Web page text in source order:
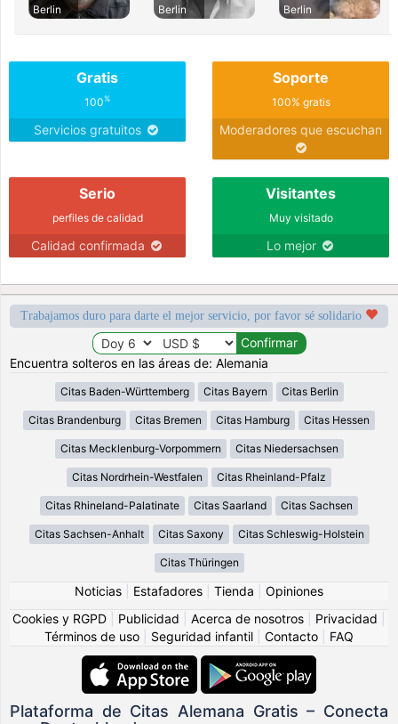
Berlin
Berlin
Berlin
Gratis
100%
Servicios gratuitos
Soporte
100% gratis
Moderadores que escuchan
Serio
perfiles de calidad
Calidad confirmada
Visitantes
Muy visitado
Lo mejor
Trabajamos duro para darte el mejor servicio, por favor sé solidario
Encuentra solteros en las áreas de: Alemania
Citas Baden-Württemberg Citas Bayern Citas Berlin
Citas Brandenburg Citas Bremen Citas Hamburg Citas Hessen
Citas Mecklenburg-Vorpommern Citas Niedersachsen
Citas Nordrhein-Westfalen Citas Rheinland-Pfalz
Citas Rhineland-Palatinate Citas Saarland Citas Sachsen
Citas Sachsen-Anhalt Citas Saxony Citas Schleswig-Holstein
Citas Thüringen
Noticias Estafadores Tienda
Opiniones
Cookies y RGPD
Publicidad Acerca de nosotros Privacidad
Términos de uso
Seguridad infantil Contacto FAQ
Plataforma de Citas Alemana Gratis – Conecta